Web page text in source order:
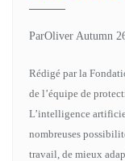
ParOliver Autumn
Rédigé par la
de l’équipe de
L’intelligence
nombreuses
travail, de mieux